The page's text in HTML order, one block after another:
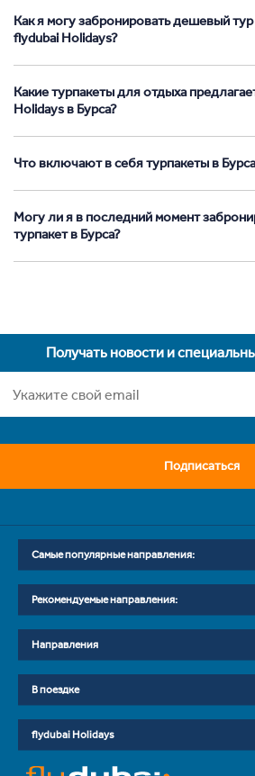
Как я могу забронировать дешевый тур
flydubai Holidays?
Какие турпакеты для отдыха
Holidays в Бурса?
Что включают в себя турпакеты в
Могу ли я в последний момент
турпакет в Бурса?
Получать новости и
Подписаться
Самые популярные направления:
Рекомендуемые направления:
Направления
В поездке
flydubai Holidays